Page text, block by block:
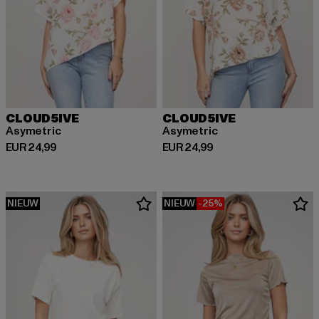
CLOUD5IVE
Asymetric
EUR 24,99
Huidige prijs: EUR 24,99
CLOUD5IVE
Asymetric
EUR 24,99
Huidige prijs: EUR 24,99
NIEUW NIEUW -25%